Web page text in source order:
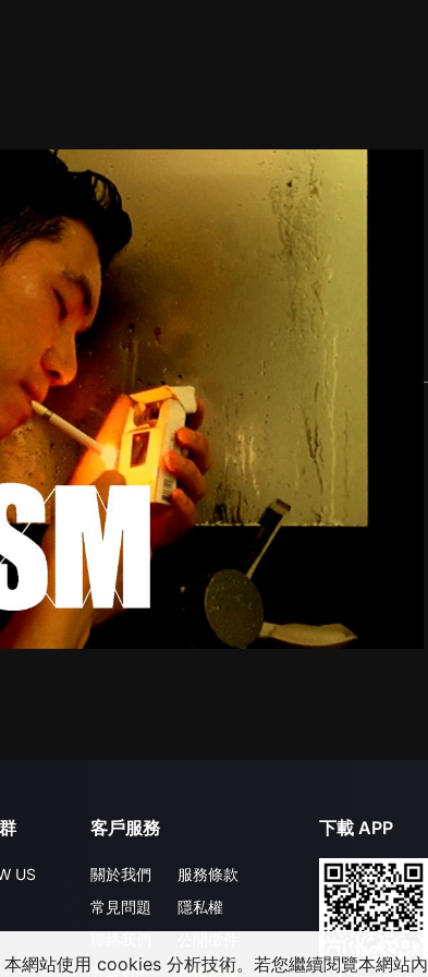
US
客戶服務
關於我們
常見問題
升級VIP
服務條款
隱私權
合作洽談
下載 APP
網站使用 cookies 分析技術。若您繼續閱覽本網站內